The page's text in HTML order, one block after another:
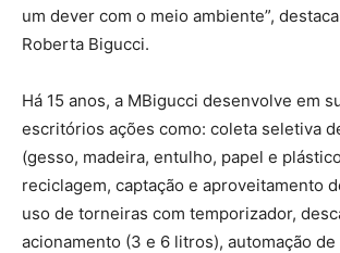
um dever com o meio ambiente”,
Roberta Bigucci.
Há 15 anos, a MBigucci desenvolve em
escritórios ações como: coleta seletiva
(gesso, madeira, entulho, papel e
reciclagem, captação e aproveitamento
uso de torneiras com temporizador,
acionamento (3 e 6 litros), automação de